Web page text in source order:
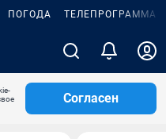
ПОГОДА ТЕЛЕПРОГРАММА
Согласен